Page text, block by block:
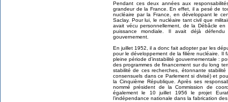
Pendant ces deux années aux
grandeur de la France. En effet, il a pesé de
nucléaire par la France, en développant le
Saclay. Pour lui, le nucléaire tant civil que
avait vécu personnellement, de la Débâcle
puissance mondiale. Il avait déjà
gouvernement.
En juillet 1952, il a donc fait adopter par les
pour le développement de la filière nucléaire. Il
pleine période d’instabilité gouvernementale :
des programmes de financement sur du long
stabilité de ces recherches, étonnante
consensuels dans ce Parlement si divisé) et
la Cinquième République. Après ses
nommé président de la Commission de
également le 10 juillet 1956 le projet
l’indépendance nationale dans la fabrication